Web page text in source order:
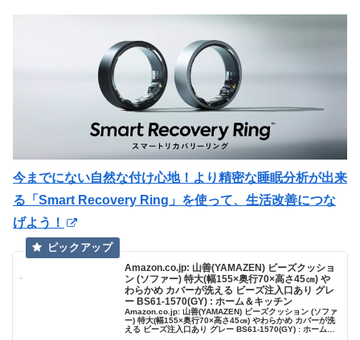
今までにない自然な付け心地！より精密な睡眠分析が出来
る「Smart Recovery Ring」を使って、生活改善につな
げよう！
Amazon.co.jp: 山善(YAMAZEN) ビーズクッショ
ン (ソファー) 特大(幅155×奥行70×高さ45㎝) や
わらかめ カバーが洗える ビーズ注入口あり グレ
ー BS61-1570(GY) : ホーム＆キッチン
Amazon.co.jp: 山善(YAMAZEN) ビーズクッション (ソファ
ー) 特大(幅155×奥行70×高さ45㎝) やわらかめ カバーが洗
える ビーズ注入口あり グレー BS61-1570(GY) : ホーム＆